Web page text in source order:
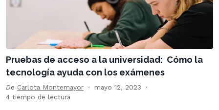
Pruebas de acceso a la universidad: Cómo la
tecnología ayuda con los exámenes
De Carlota Montemayor
mayo 12, 2023
4 tiempo de lectura